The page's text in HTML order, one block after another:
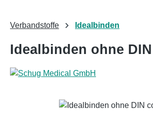
Verbandstoffe Idealbinden
Idealbinden ohne
Bildergalerie überspringen